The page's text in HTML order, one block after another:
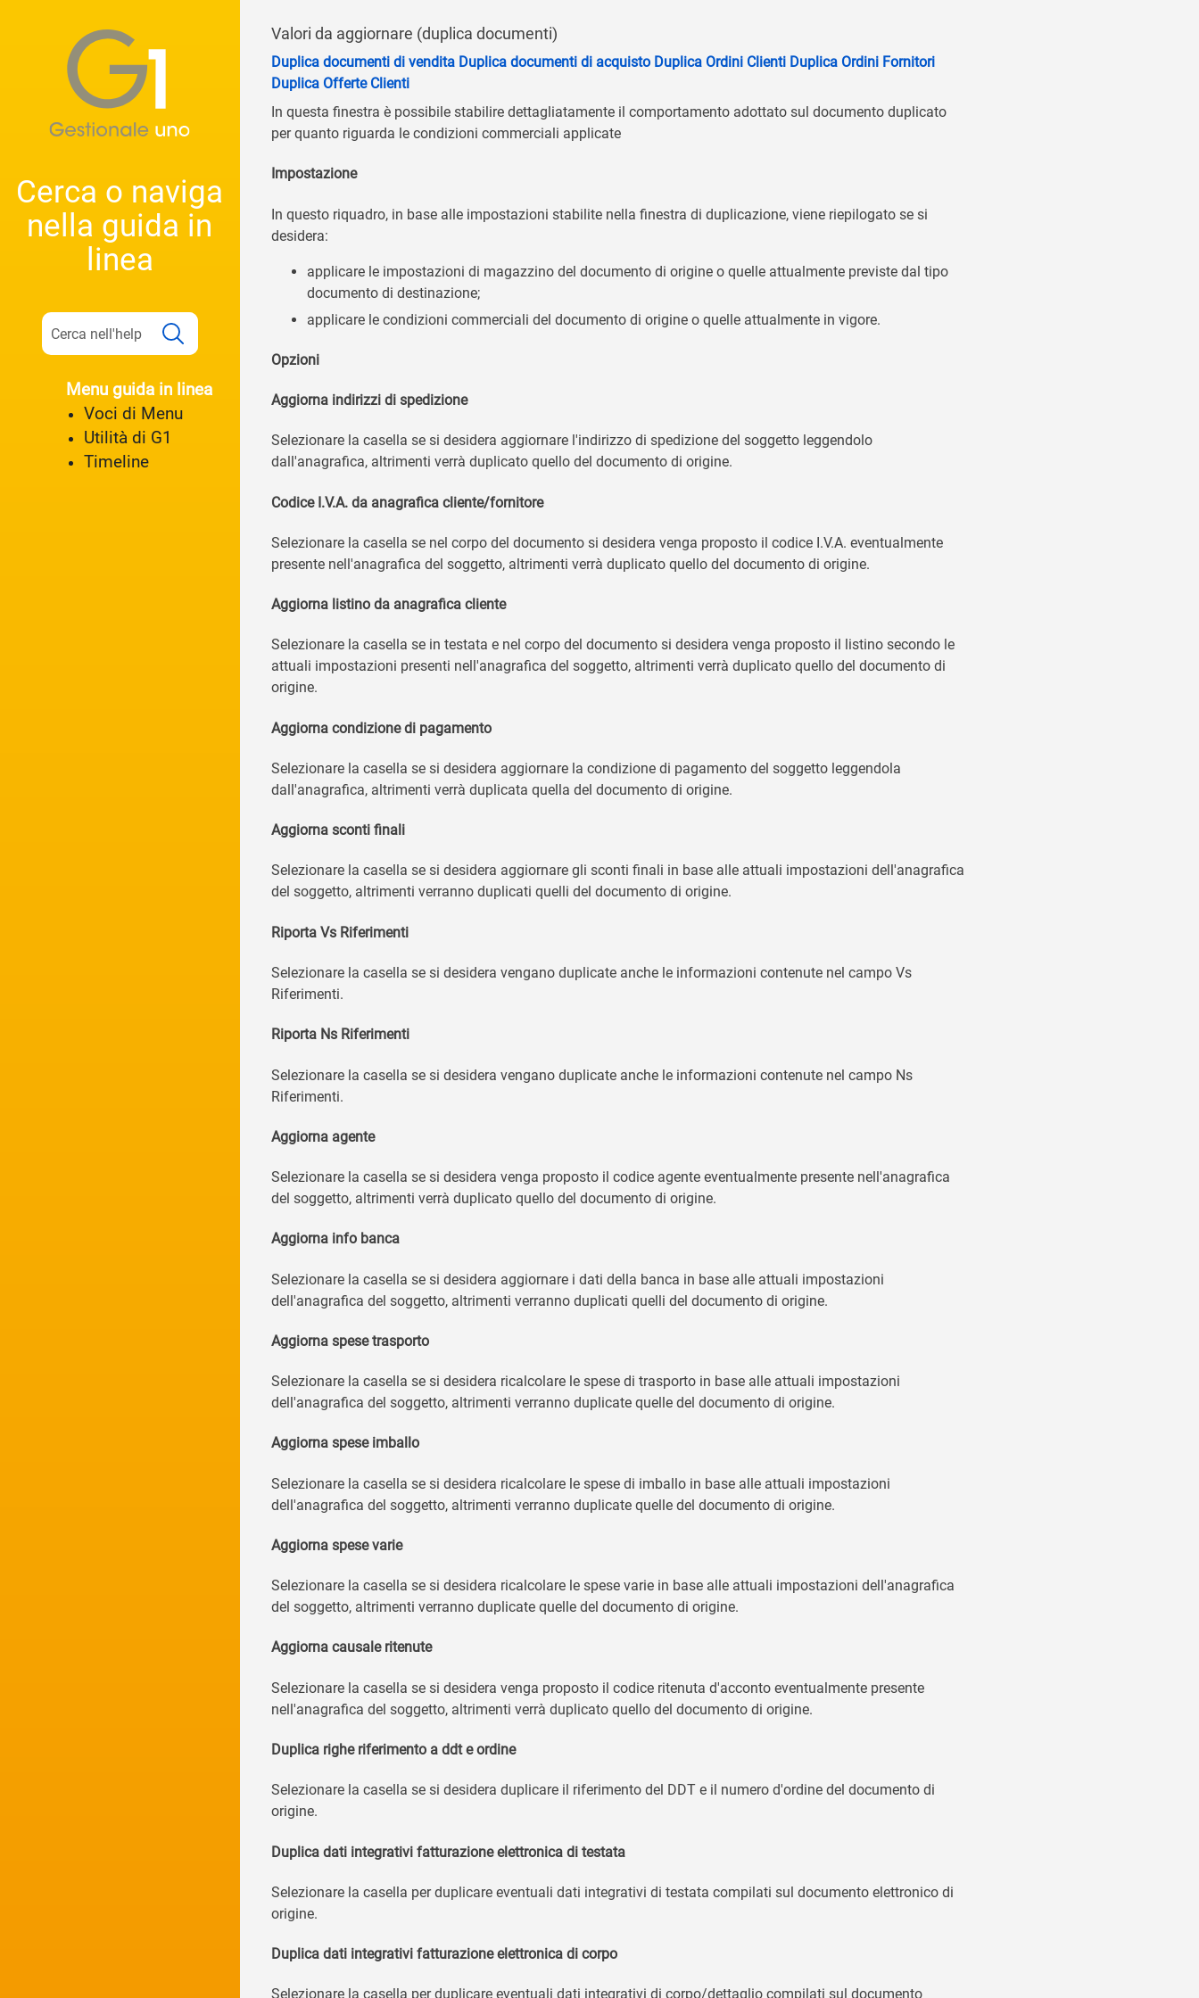
Cerca o naviga
nella guida in
linea
Menu guida in linea
Voci di Menu
Utilità di G1
Timeline
Valori da aggiornare (duplica documenti)
Duplica documenti di vendita Duplica documenti di acquisto Duplica Ordini Clienti Duplica Ordini Fornitori
Duplica Offerte Clienti
In questa finestra è possibile stabilire dettagliatamente il comportamento adottato sul documento duplicato
per quanto riguarda le condizioni commerciali applicate
Impostazione
In questo riquadro, in base alle impostazioni stabilite nella finestra di duplicazione, viene riepilogato se si
desidera:
applicare le impostazioni di magazzino del documento di origine o quelle attualmente previste dal tipo
documento di destinazione;
applicare le condizioni commerciali del documento di origine o quelle attualmente in vigore.
Opzioni
Aggiorna indirizzi di spedizione
Selezionare la casella se si desidera aggiornare l'indirizzo di spedizione del soggetto leggendolo
dall'anagrafica, altrimenti verrà duplicato quello del documento di origine.
Codice I.V.A. da anagrafica cliente/fornitore
Selezionare la casella se nel corpo del documento si desidera venga proposto il codice I.V.A. eventualmente
presente nell'anagrafica del soggetto, altrimenti verrà duplicato quello del documento di origine.
Aggiorna listino da anagrafica cliente
Selezionare la casella se in testata e nel corpo del documento si desidera venga proposto il listino secondo le
attuali impostazioni presenti nell'anagrafica del soggetto, altrimenti verrà duplicato quello del documento di
origine.
Aggiorna condizione di pagamento
Selezionare la casella se si desidera aggiornare la condizione di pagamento del soggetto leggendola
dall'anagrafica, altrimenti verrà duplicata quella del documento di origine.
Aggiorna sconti finali
Selezionare la casella se si desidera aggiornare gli sconti finali in base alle attuali impostazioni dell'anagrafica
del soggetto, altrimenti verranno duplicati quelli del documento di origine.
Riporta Vs Riferimenti
Selezionare la casella se si desidera vengano duplicate anche le informazioni contenute nel campo Vs
Riferimenti.
Riporta Ns Riferimenti
Selezionare la casella se si desidera vengano duplicate anche le informazioni contenute nel campo Ns
Riferimenti.
Aggiorna agente
Selezionare la casella se si desidera venga proposto il codice agente eventualmente presente nell'anagrafica
del soggetto, altrimenti verrà duplicato quello del documento di origine.
Aggiorna info banca
Selezionare la casella se si desidera aggiornare i dati della banca in base alle attuali impostazioni
dell'anagrafica del soggetto, altrimenti verranno duplicati quelli del documento di origine.
Aggiorna spese trasporto
Selezionare la casella se si desidera ricalcolare le spese di trasporto in base alle attuali impostazioni
dell'anagrafica del soggetto, altrimenti verranno duplicate quelle del documento di origine.
Aggiorna spese imballo
Selezionare la casella se si desidera ricalcolare le spese di imballo in base alle attuali impostazioni
dell'anagrafica del soggetto, altrimenti verranno duplicate quelle del documento di origine.
Aggiorna spese varie
Selezionare la casella se si desidera ricalcolare le spese varie in base alle attuali impostazioni dell'anagrafica
del soggetto, altrimenti verranno duplicate quelle del documento di origine.
Aggiorna causale ritenute
Selezionare la casella se si desidera venga proposto il codice ritenuta d'acconto eventualmente presente
nell'anagrafica del soggetto, altrimenti verrà duplicato quello del documento di origine.
Duplica righe riferimento a ddt e ordine
Selezionare la casella se si desidera duplicare il riferimento del DDT e il numero d'ordine del documento di
origine.
Duplica dati integrativi fatturazione elettronica di testata
Selezionare la casella per duplicare eventuali dati integrativi di testata compilati sul documento elettronico di
origine.
Duplica dati integrativi fatturazione elettronica di corpo
Selezionare la casella per duplicare eventuali dati integrativi di corpo/dettaglio compilati sul documento